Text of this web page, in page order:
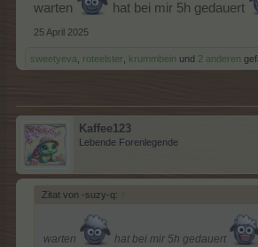
warten hat bei mir 5h gedauert
25 April 2025
sweetyeva roteelster krummbein und 2 anderen
Kaffee123
Lebende Forenlegende
Zitat von -suzy-q: ↑
warten hat bei mir 5h gedauert